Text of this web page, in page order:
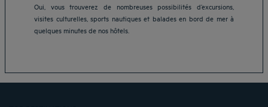
Oui, vous trouverez de nombreuses possibilités d’excursions,
visites culturelles, sports nautiques et balades en bord de mer à
quelques minutes de nos hôtels.
Hôtels Bordeaux
Hôtels Pornic
Hôtels Bangkok
Politique des données personnelles